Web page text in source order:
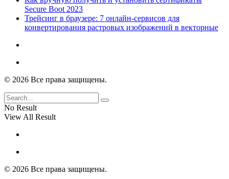
Secure Boot 2023
Трейсинг в браузере: 7 онлайн-сервисов для
конвертирования растровых изображений в векторные
© 2026 Все права защищены.
No Result
View All Result
© 2026 Все права защищены.